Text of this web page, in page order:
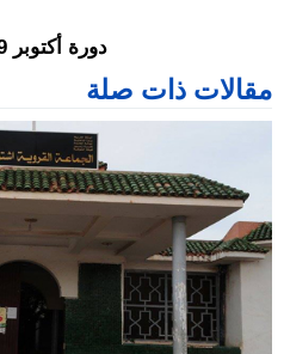
دورة أكتوبر 2019 بجماعة حد السوالم
مقالات ذات صلة